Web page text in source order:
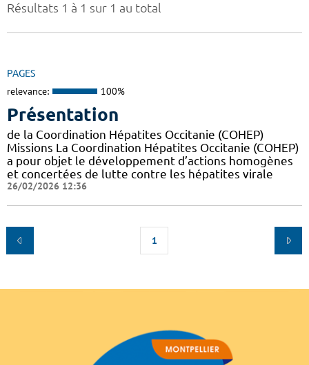
Résultats 1 à 1 sur 1 au total
PAGES
relevance: 100%
Présentation
de la Coordination Hépatites Occitanie (COHEP)
Missions La Coordination Hépatites Occitanie (COHEP)
a pour objet le développement d’actions homogènes
et concertées de lutte contre les hépatites virale
26/02/2026 12:36
1